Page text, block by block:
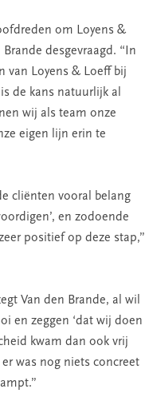
om Loyens &
desgevraagd. “In
van Loyens & Loeff bij
de kans natuurlijk al
wij als team onze
eigen lijn erin te
cliënten vooral belang
en zodoende
positief op deze stap,”
Van den Brande, al wil
en zeggen ‘dat wij doen
kwam dan ook vrij
was nog niets concreet